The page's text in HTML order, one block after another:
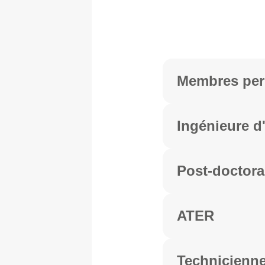
Membres
Ingénieure
Post-
ATER